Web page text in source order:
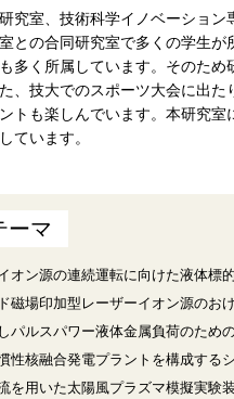
究室、技術科学イノベーショ
との合同研究室で多くの学生
多く所属しています。そのた
、技大でのスポーツ大会に出
トも楽しんでいます。本研究
ています。
ーマ
オン源の連続運転に向けた液体標
磁場印加型レーザーイオン源の
パルスパワー液体金属負荷のた
性核融合発電プラントを構成す
を用いた太陽風プラズマ模擬実験